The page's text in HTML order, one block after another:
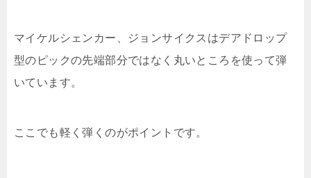
マイケルシェンカー、ジョンサイクスはデアドロップ
型のピックの先端部分ではなく丸いところを使って弾
いています。
ここでも軽く弾くのがポイントです。